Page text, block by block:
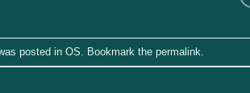
posted in OS . Bookmark the permalink